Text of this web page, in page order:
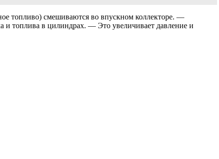
топливо) смешиваются во впускном коллекторе. —
топлива в цилиндрах. — Это увеличивает давление и